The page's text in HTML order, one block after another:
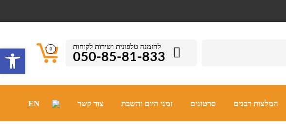
להזמנה טלפונית ושירות לקוחות
050-85-81-833
0
המלצות רבנים סרטונים זמני היום והשבת צור קשר EN
פתח